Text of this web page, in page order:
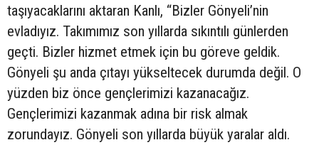
taşıyacaklarını aktaran Kanlı, “Bizler Gönyeli’nin
evladıyız. Takımımız son yıllarda sıkıntılı günlerden
geçti. Bizler hizmet etmek için bu göreve geldik.
Gönyeli şu anda çıtayı yükseltecek durumda değil. O
yüzden biz önce gençlerimizi kazanacağız.
Gençlerimizi kazanmak adına bir risk almak
zorundayız. Gönyeli son yıllarda büyük yaralar aldı.